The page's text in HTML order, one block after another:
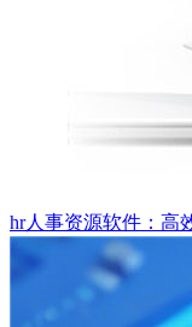
hr人事资源软件：高